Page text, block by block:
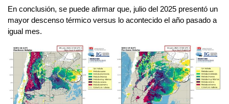
En conclusión, se puede afirmar que, julio del 2025 presentó un
mayor descenso térmico versus lo acontecido el año pasado a
igual mes.